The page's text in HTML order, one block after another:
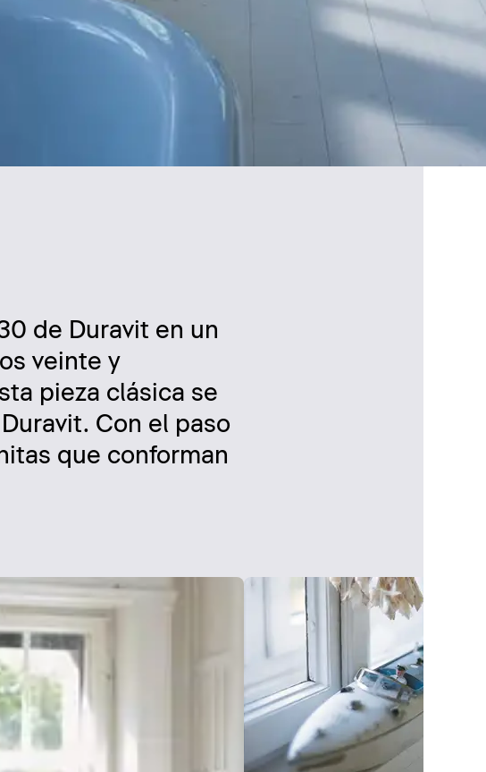
de Duravit en un
veinte y
pieza clásica se
Con el paso
que conforman